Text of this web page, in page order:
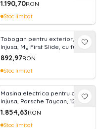
ani+, Albastru cu Verde
1.190,70RON
Stoc limitat
Tobogan pentru exterior,
Injusa, My First Slide, cu furtun
de admisie apa, 2 ani+,
Albastru cu Galben
892,97RON
Stoc limitat
Masina electrica pentru copii
Injusa, Porsche Taycan, 12V, 2
viteze, frana electrica, lumini
LED, radio, USB, telecomanda,
2 ani+
1.854,63RON
Stoc limitat